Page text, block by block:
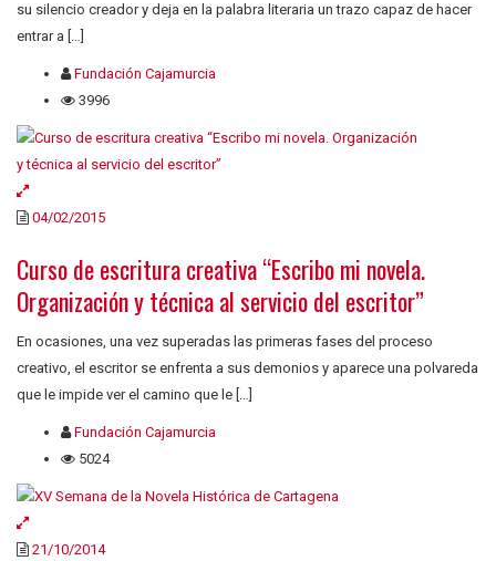
su silencio creador y deja en la palabra literaria un trazo capaz de hacer
entrar a […]
Fundación Cajamurcia
3996
04/02/2015
Curso de escritura creativa “Escribo mi novela.
Organización y técnica al servicio del escritor”
En ocasiones, una vez superadas las primeras fases del proceso
creativo, el escritor se enfrenta a sus demonios y aparece una polvareda
que le impide ver el camino que le […]
Fundación Cajamurcia
5024
21/10/2014